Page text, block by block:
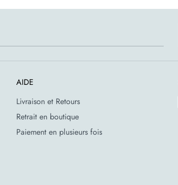
AIDE
Livraison et Retours
Retrait en boutique
Paiement en plusieurs fois